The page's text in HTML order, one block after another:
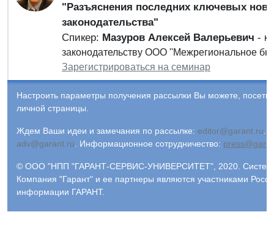
"Разъяснения последних ключевых
законодательства"
Спикер: Мазуров Алексей Валерьевич -
законодательству ООО ''Межрегиональное
Зарегистрироваться на семинар
Настроить параметры получения рассылки Вы можете,
личной страницы.
Ждем Ваши идеи и замечания по рассылке: editor@garant.ru
adv@garant.ru
Информационное сотрудничество:
© ООО "НПП "ГАРАНТ-СЕРВИС-УНИВЕРСИТЕТ", 2020. Система
Компания "Гарант" и ее партнеры являются участниками
информации ГАРАНТ.